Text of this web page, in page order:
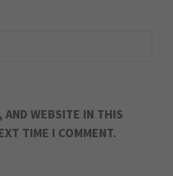
AND WEBSITE IN THIS
TIME I COMMENT.